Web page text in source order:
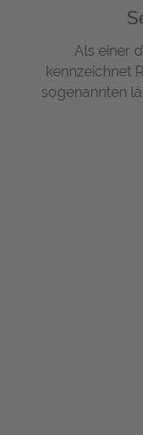
Als einer
kennzeichnet
sogenannten